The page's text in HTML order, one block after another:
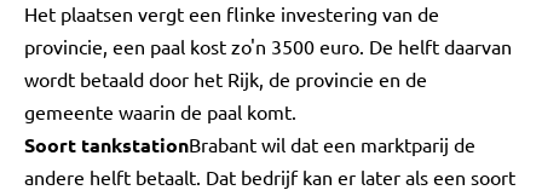
Het plaatsen vergt een flinke investering van de
provincie, een paal kost zo'n 3500 euro. De helft daarvan
wordt betaald door het Rijk, de provincie en de
gemeente waarin de paal komt.
Soort tankstationBrabant wil dat een marktparij de
andere helft betaalt. Dat bedrijf kan er later als een soort